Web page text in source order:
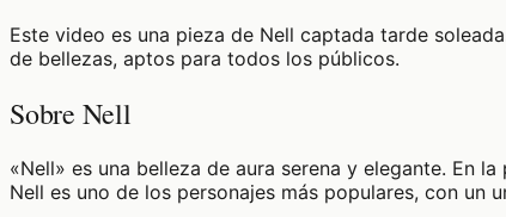
Este video es una pieza de Nell captada tarde
de bellezas, aptos para todos los públicos.
Sobre Nell
«Nell» es una belleza de aura serena y elegante. En
Nell es uno de los personajes más populares, con un